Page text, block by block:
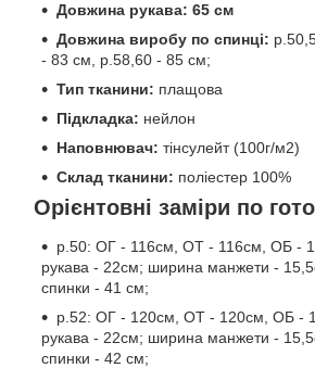
Довжина рукава: 65 см
Довжина виробу по спинці:
- 83 см, р.58,60 - 85 см;
Тип тканини: плащова
Підкладка: нейлон
Наповнювач: тінсулейт (100г/м2)
Склад тканини: поліестер 100%
Орієнтовні заміри по
р.50: ОГ - 116см, ОТ - 116см, ОБ -
рукава - 22см; ширина манжети -
спинки - 41 см;
р.52: ОГ - 120см, ОТ - 120см, ОБ -
рукава - 22см; ширина манжети -
спинки - 42 см;